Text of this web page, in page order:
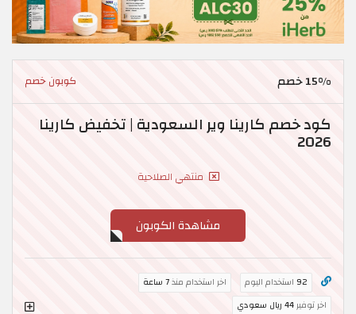
15% خصم كوبون خصم
كود خصم كارينا وير السعودية | تخفيض كارينا
2026
منتهي الصلاحية
مشاهدة الكوبون
92 استخدام اليوم اخر استخدام منذ7 ساعة
اخر توفير44 ريال سعودي